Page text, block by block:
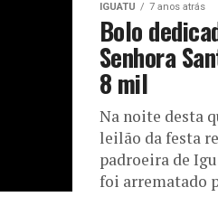
IGUATU 7 anos atrás
Bolo
Senhora
8 mil
Na noite desta
leilão da festa
padroeira de
foi arrematado